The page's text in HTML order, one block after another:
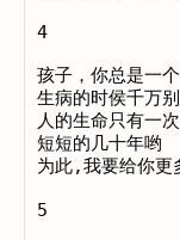
4
孩子，你总是一
生病的时侯千万
人的生命只有一次
短短的几十年哟
为此,我要给你更
5